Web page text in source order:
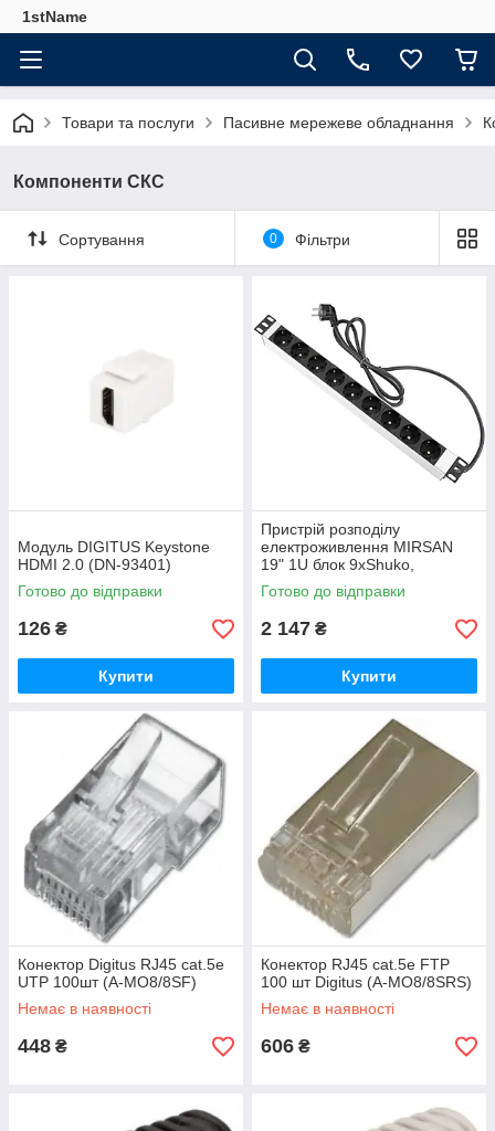
1stName
Товари та послуги Пасивне мережеве обладнання
Компоненти СКС
Сортування 0 Фільтри
Модуль DIGITUS Keystone
HDMI 2.0 (DN-93401)
Готово до відправки
126 ₴
Купити
Пристрій розподілу
електроживлення MIRSAN
19" 1U блок 9хShuko,
алюмінієвий корпус 1.8м
(MR.PRZ1U9.SC)
Готово до відправки
2 147 ₴
Купити
Конектор Digitus RJ45 cat.5e
UTP 100шт (A-MO8/8SF)
Немає в наявності
448 ₴
Конектор RJ45 cat.5e FTP
100 шт Digitus (A-MO8/8SRS)
Немає в наявності
606 ₴